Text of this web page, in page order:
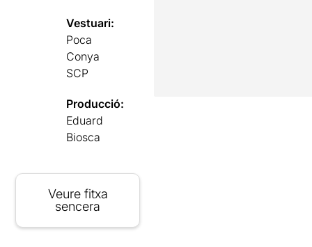
Vestuari:
Poca
Conya
SCP
Producció:
Eduard
Biosca
Veure fitxa
sencera